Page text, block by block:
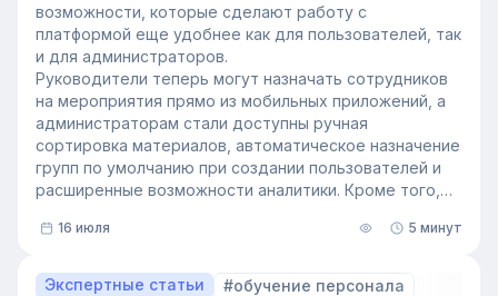
возможности, которые сделают работу с
платформой еще удобнее как для пользователей, так
и для администраторов.
Руководители теперь могут назначать сотрудников
на мероприятия прямо из мобильных приложений, а
администраторам стали доступны ручная
сортировка материалов, автоматическое назначение
групп по умолчанию при создании пользователей и
расширенные возможности аналитики. Кроме того,
он охватывает и материалы из раздела «Проводник».
16 июля 5 минут
Экспертные статьи #обучение персонала